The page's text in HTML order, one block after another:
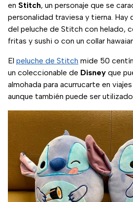
en Stitch, un personaje que se
personalidad traviesa y tierna. Hay
del peluche de Stitch con helado,
fritas y sushi o con un collar
El peluche de Stitch mide 50
un coleccionable de Disney que
almohada para acurrucarte en
aunque también puede ser